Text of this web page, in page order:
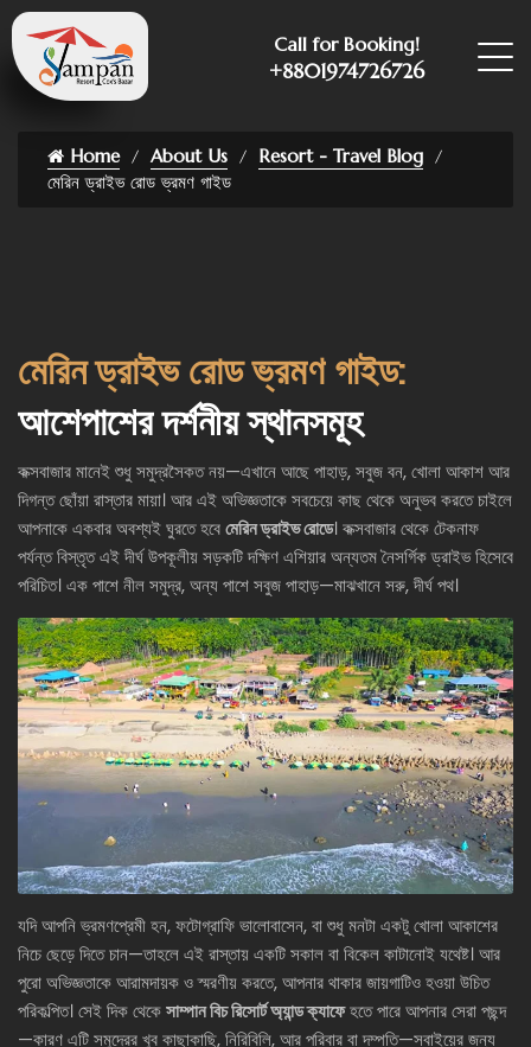
Call for Booking!
+8801974726726
Home About Us
Resort - Travel Blog
মেরিন ড্রাইভ রোড ভ্রমণ গাইড
মেরিন ড্রাইভ রোড ভ্রমণ গাইড:
আশেপাশের দর্শনীয় স্থানসমূহ
কক্সবাজার মানেই শুধু সমুদ্রসৈকত নয়—এখানে আছে পাহাড়, সবুজ বন, খোলা আকাশ আর
দিগন্ত ছোঁয়া রাস্তার মায়া। আর এই অভিজ্ঞতাকে সবচেয়ে কাছ থেকে অনুভব করতে চাইলে
আপনাকে একবার অবশ্যই ঘুরতে হবেমেরিন ড্রাইভ রোডে। কক্সবাজার থেকে টেকনাফ
পর্যন্ত বিস্তৃত এই দীর্ঘ উপকূলীয় সড়কটি দক্ষিণ এশিয়ার অন্যতম নৈসর্গিক ড্রাইভ হিসেবে
পরিচিত। এক পাশে নীল সমুদ্র, অন্য পাশে সবুজ পাহাড়—মাঝখানে সরু, দীর্ঘ পথ।
যদি আপনি ভ্রমণপ্রেমী হন, ফটোগ্রাফি ভালোবাসেন, বা শুধু মনটা একটু খোলা আকাশের
নিচে ছেড়ে দিতে চান—তাহলে এই রাস্তায় একটি সকাল বা বিকেল কাটানোই যথেষ্ট। আর
পুরো অভিজ্ঞতাকে আরামদায়ক ও স্মরণীয় করতে, আপনার থাকার জায়গাটিও হওয়া উচিত
পরিকল্পিত। সেই দিক থেকেসাম্পান বিচ রিসোর্ট অ্যান্ড ক্যাফেহতে পারে আপনার সেরা পছন্দ
—কারণ এটি সমুদ্রের খুব কাছাকাছি, নিরিবিলি, আর পরিবার বা দম্পতি—সবাইয়ের জন্য